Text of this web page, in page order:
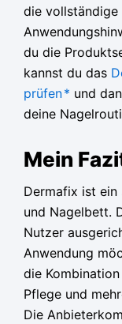
die
du die
kannst du das
prüfen* und
deine
Mein
Dermafix ist
und Nagelbett.
Nutzer
Anwendung
die
Pflege und
Die